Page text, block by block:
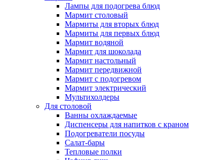
Лампы для подогрева блюд
Мармит столовый
Мармиты для вторых блюд
Мармиты для первых блюд
Мармит водяной
Мармит для шоколада
Мармит настольный
Мармит передвижной
Мармит с подогревом
Мармит электрический
Мультихолдеры
Для столовой
Ванны охлаждаемые
Диспенсеры для напитков с краном
Подогреватели посуды
Салат-бары
Тепловые полки